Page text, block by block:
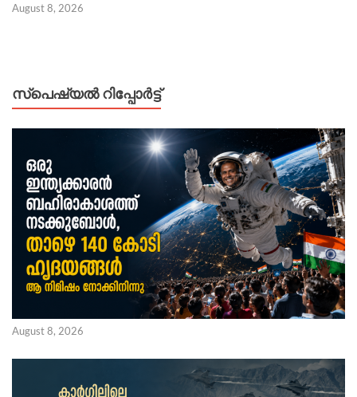
August 8, 2026
സ്പെഷ്യൽ റിപ്പോര്‍ട്ട്
August 8, 2026